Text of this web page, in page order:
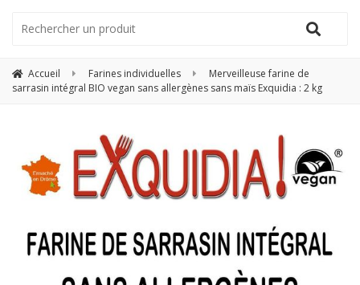
Accueil Farines individuelles
Merveilleuse farine de
sarrasin intégral BIO vegan sans allergènes sans maïs Exquidia : 2 kg